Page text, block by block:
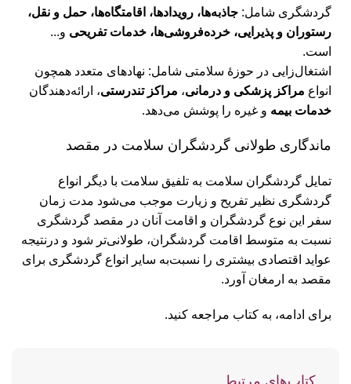
گردشگری شامل: جاذبه‌ها، رویدادها، اقامتگاه‌ها، حمل و نقل،
رستوران و پذیرایی، خرده‌فروشی‌ها، خدمات تفریحی و...
است.
اشتغال‌زایی در حوزۀ سلامتی شامل: نهادهای متعدد همچون
انواع مراکز پزشکی و درمانی، مراکز تندرستی، ارائه‌دهندگان
خدمات بیمه و غیره را پوشش می‌دهد.
ماندگاری طولانی گردشگران سلامت در مقصد
تمایل گردشگران سلامت به تلفیق سلامت با دیگر انواع
گردشگری نظیر تفریح و زیارت موجب می‌شود مدت زمان
سفر این نوع گردشگران و اقامت آنان در مقصد گردشگری
نسبت به متوسط اقامت گردشگران، طولانی‌تر شود و درنتیجه
عواید اقتصادی بیشتری را نسبت‌به سایر انواع گردشگری برای
مقصد به ارمغان آورد.
برای ادامه، به کتاب مراجعه کنید.
کتاب‌های مرتبط